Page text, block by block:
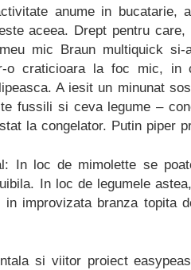
anume in bucatarie,
aceea. Drept pentru
mic Braun multiquick
o craticioara la foc mic, in
A iesit un minunat
fussili si ceva legume –
la congelator. Putin piper
In loc de mimolette se
In loc de legumele
improvizata branza topita
si viitor proiect